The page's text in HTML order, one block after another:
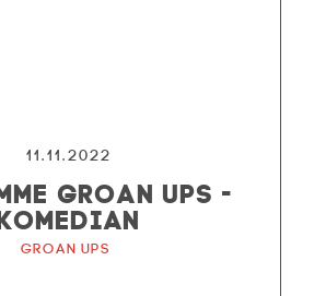
11.11.2022
GROAN UPS -
Groan Ups